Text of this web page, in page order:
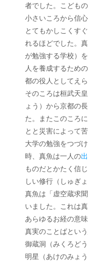
者でした。こども
小さいころから信
とてもかしこくす
れるほどでした。
が勉強する学校）
人を養成するため
都の役人としてえ
そのころは桓武天
ょう）から京都の
た。またこのころ
とと災害によって
大学の勉強をつづ
時、真魚は一人の
ものだとかたく信
しい修行（しゅぎ
真魚は「虚空蔵求
いました。これは
あらゆるお経の意
真実のことばとい
御蔵洞（みくろど
明星（あけのみょ